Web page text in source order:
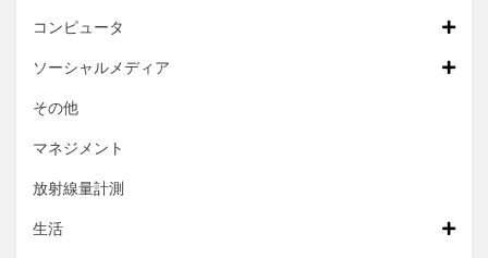
コンピュータ
ソーシャルメディア
その他
マネジメント
放射線量計測
生活